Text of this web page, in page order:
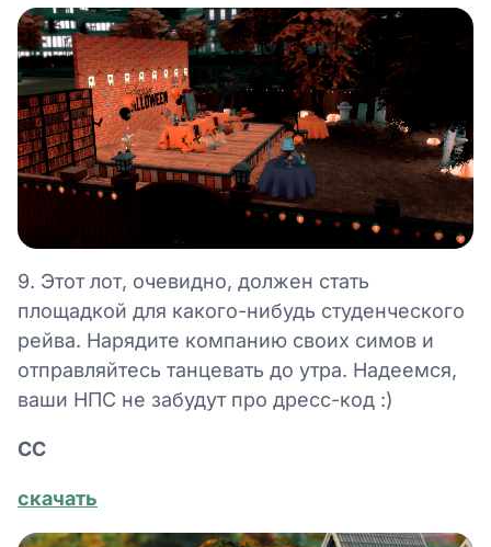
9. Этот лот, очевидно, должен стать
площадкой для какого-нибудь студенческого
рейва. Нарядите компанию своих симов и
отправляйтесь танцевать до утра. Надеемся,
ваши НПС не забудут про дресс-код :)
СС
скачать